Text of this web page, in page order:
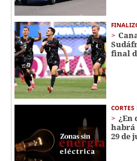
final
¿En
habrá
29 de